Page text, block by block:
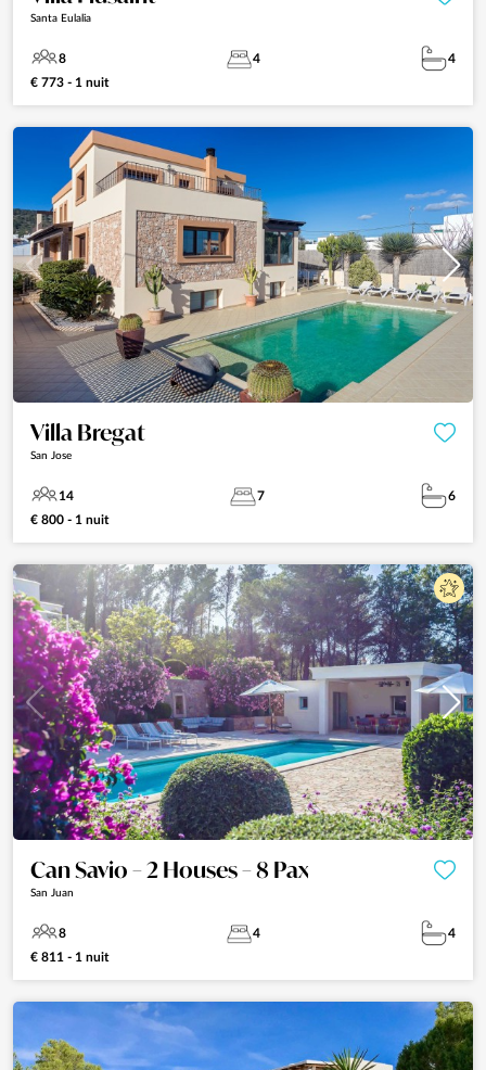
Santa Eulalia
8 4
4
€ 773 - 1 nuit
Villa Bregat
San Jose
14 7
6
€ 800 - 1 nuit
Can Savio – 2 Houses – 8 Pax
San Juan
8 4
4
€ 811 - 1 nuit